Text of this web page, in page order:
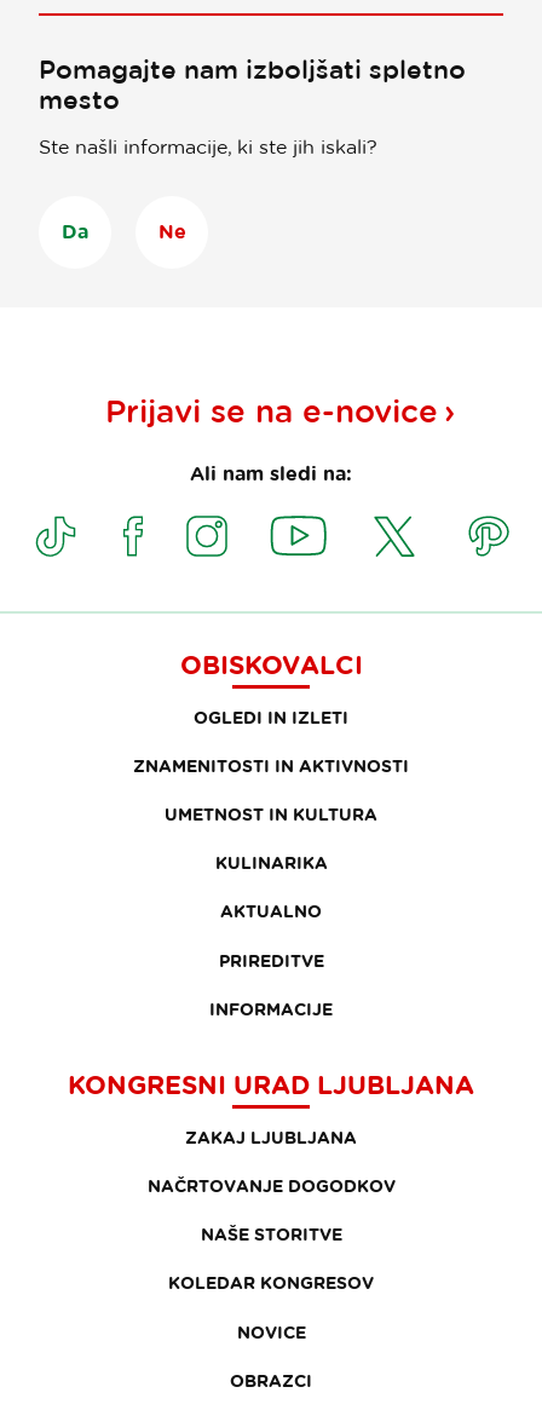
Pomagajte nam izboljšati spletno
mesto
Ste našli informacije, ki ste jih iskali?
Da Ne
Prijavi se na e-novice
Ali nam sledi na:
OBISKOVALCI
OGLEDI IN IZLETI
ZNAMENITOSTI IN AKTIVNOSTI
UMETNOST IN KULTURA
KULINARIKA
AKTUALNO
PRIREDITVE
INFORMACIJE
KONGRESNI URAD LJUBLJANA
ZAKAJ LJUBLJANA
NAČRTOVANJE DOGODKOV
NAŠE STORITVE
KOLEDAR KONGRESOV
NOVICE
OBRAZCI